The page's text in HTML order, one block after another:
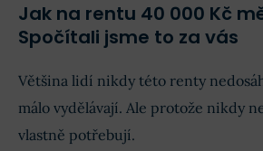
Jak na rentu 40 000 Kč
Spočítali jsme to za vás
Většina lidí nikdy této renty
málo vydělávají. Ale protože nikdy
vlastně potřebují.